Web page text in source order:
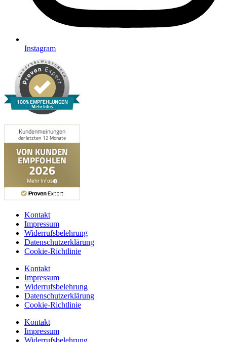
Instagram
100% EMPFEHLUNGEN
Mehr Infos
Kontakt
Impressum
Widerrufsbelehrung
Datenschutzerklärung
Cookie-Richtlinie
Kontakt
Impressum
Widerrufsbelehrung
Datenschutzerklärung
Cookie-Richtlinie
Kontakt
Impressum
Widerrufsbelehrung